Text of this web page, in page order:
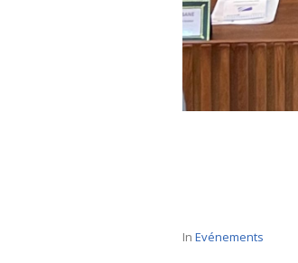
In Evénements